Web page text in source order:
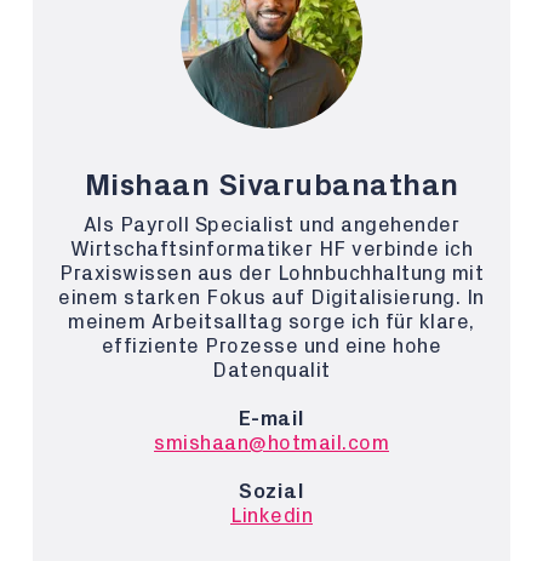
Mishaan Sivarubanathan
Als Payroll Specialist und angehender
Wirtschaftsinformatiker HF verbinde ich
Praxiswissen aus der Lohnbuchhaltung mit
einem starken Fokus auf Digitalisierung. In
meinem Arbeitsalltag sorge ich für klare,
effiziente Prozesse und eine hohe
Datenqualit
E-mail
smishaan@hotmail.com
Sozial
Linkedin